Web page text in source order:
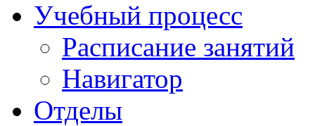
Учебный процесс
Расписание занятий
Навигатор
Отделы